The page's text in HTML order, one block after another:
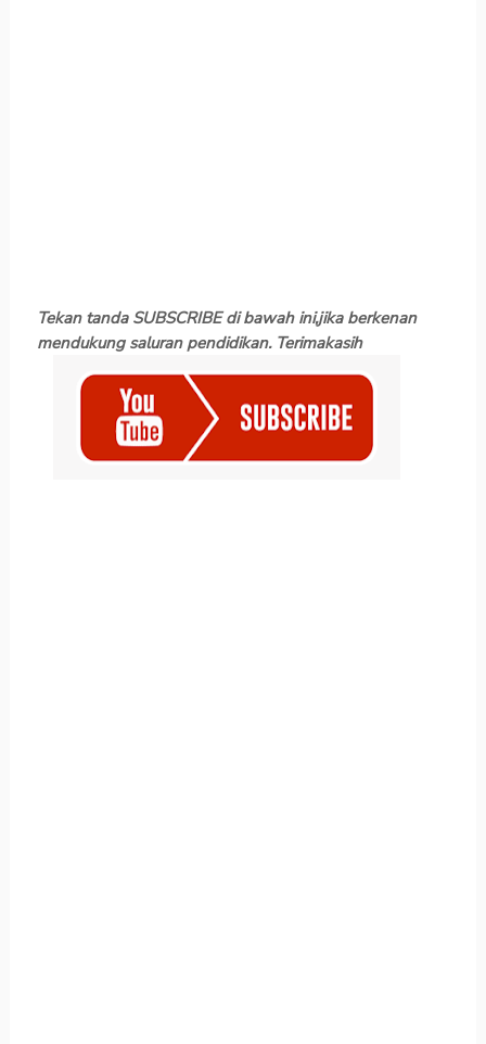
Tekan tanda SUBSCRIBE di bawah ini,jika berkenan
mendukung saluran pendidikan. Terimakasih